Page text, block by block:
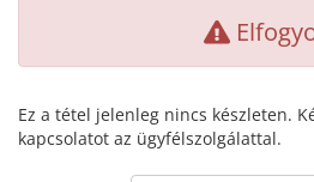
Ez a tétel jelenleg nincs készleten.
kapcsolatot az ügyfélszolgálattal.